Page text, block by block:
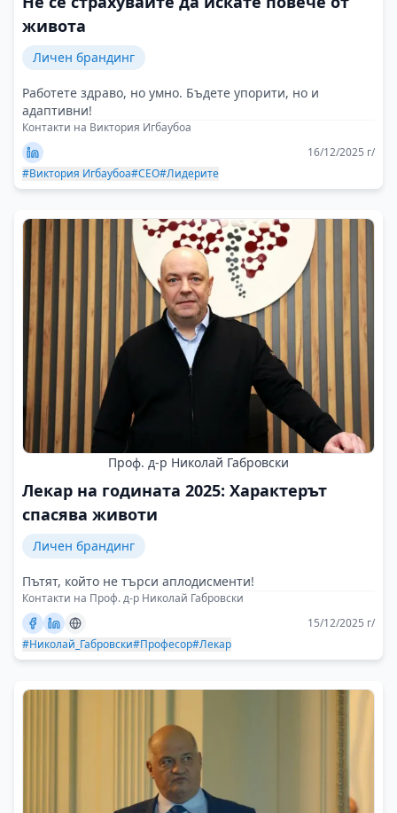
живота
Личен брандинг
Работете здраво, но умно. Бъдете упорити, но и
адаптивни!
Контакти на Виктория Игбаубоа
16/12/2025 г/
#Виктория Игбаубоа#CEO#Лидерите
Проф. д-р Николай Габровски
Лекар на годината 2025: Характерът
спасява животи
Личен брандинг
Пътят, който не търси аплодисменти!
Контакти на Проф. д-р Николай Габровски
15/12/2025 г/
#Николай_Габровски#Професор#Лекар